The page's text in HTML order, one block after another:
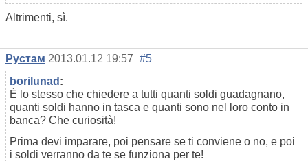
Altrimenti, sì.
Рустам 2013.01.12 19:57 #5
borilunad :
È lo stesso che chiedere a tutti quanti soldi guadagnano,
quanti soldi hanno in tasca e quanti sono nel loro conto in
banca? Che curiosità!
Prima devi imparare, poi pensare se ti conviene o no, e poi
i soldi verranno da te se funziona per te!